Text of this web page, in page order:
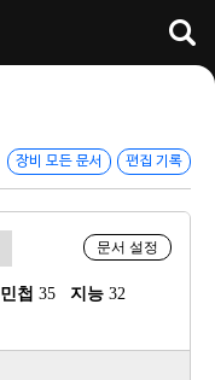
장비 모든 문서 편집 기록
문서 설정
민첩 35 지능 32